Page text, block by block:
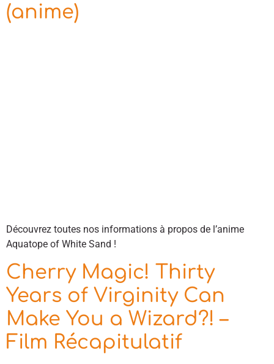
(anime)
Découvrez toutes nos informations à propos de l’anime
Aquatope of White Sand !
Cherry Magic! Thirty
Years of Virginity Can
Make You a Wizard?! –
Film Récapitulatif